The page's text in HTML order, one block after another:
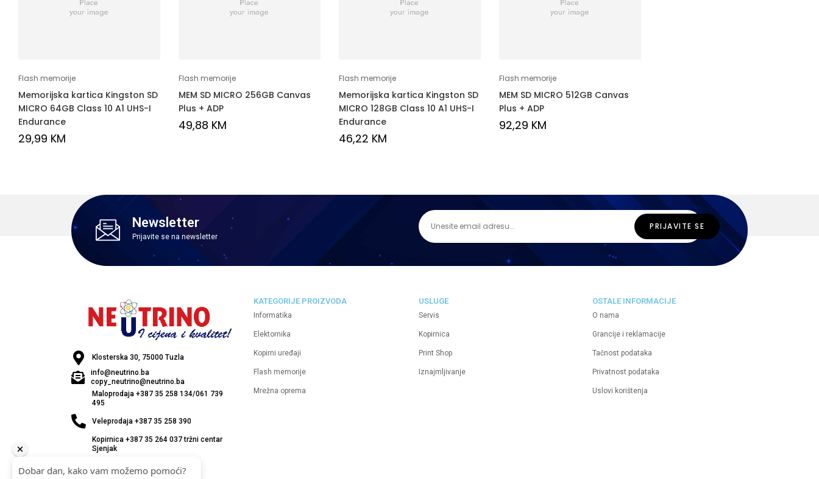
Flash memorije
Memorijska kartica Kingston SD
MICRO 64GB Class 10 A1 UHS-I
Endurance
29,99 KM
Flash memorije
MEM SD MICRO 256GB Canvas
Plus + ADP
49,88 KM
Flash memorije
Memorijska kartica Kingston SD
MICRO 128GB Class 10 A1 UHS-I
Endurance
46,22 KM
Flash memorije
MEM SD MICRO 512GB Canvas
Plus + ADP
92,29 KM
Newsletter
Prijavite se na newsletter
Klosterska 30, 75000 Tuzla
info@neutrino.ba
copy_neutrino@neutrino.ba
Maloprodaja +387 35 258 134/061 739
495
Veleprodaja +387 35 258 390
Kopirnica +387 35 264 037 tržni centar
Sjenjak
KATEGORIJE PROIZVODA
Informatika
Elektornika
Kopirni uređaji
Flash memorije
Mrežna oprema
USLUGE
Servis
Kopirnica
Print Shop
Iznajmljivanje
OSTALE INFORMACIJE
O nama
Grancije i reklamacije
Tačnost podataka
Privatnost podataka
Uslovi korištenja